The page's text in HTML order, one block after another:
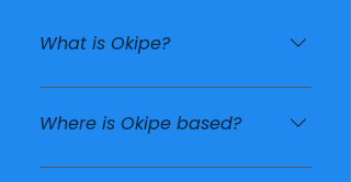
What is Okipe?
Okipe is a cooperative effort
supporting vulnerable and
Gonâve, Haiti through the
Where is Okipe based?
Okipe supports the Children’s